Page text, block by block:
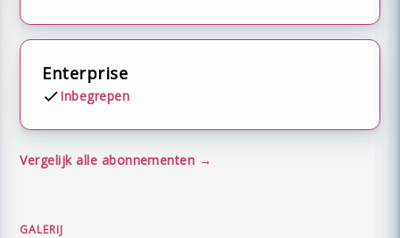
Enterprise
Inbegrepen
Vergelijk alle abonnementen
GALERIJ